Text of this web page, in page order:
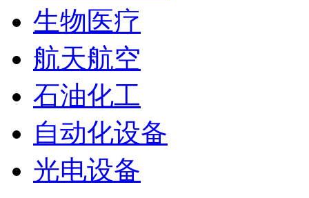
生物医疗
航天航空
石油化工
自动化设备
光电设备